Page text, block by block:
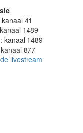
41
1489
kanaal 1489
877
livestream